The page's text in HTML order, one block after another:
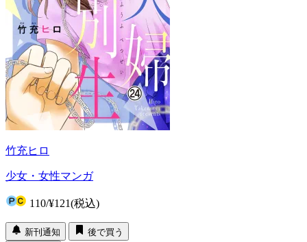
竹充ヒロ
少女・女性マンガ
110/¥121(税込)
新刊通知
後で買う